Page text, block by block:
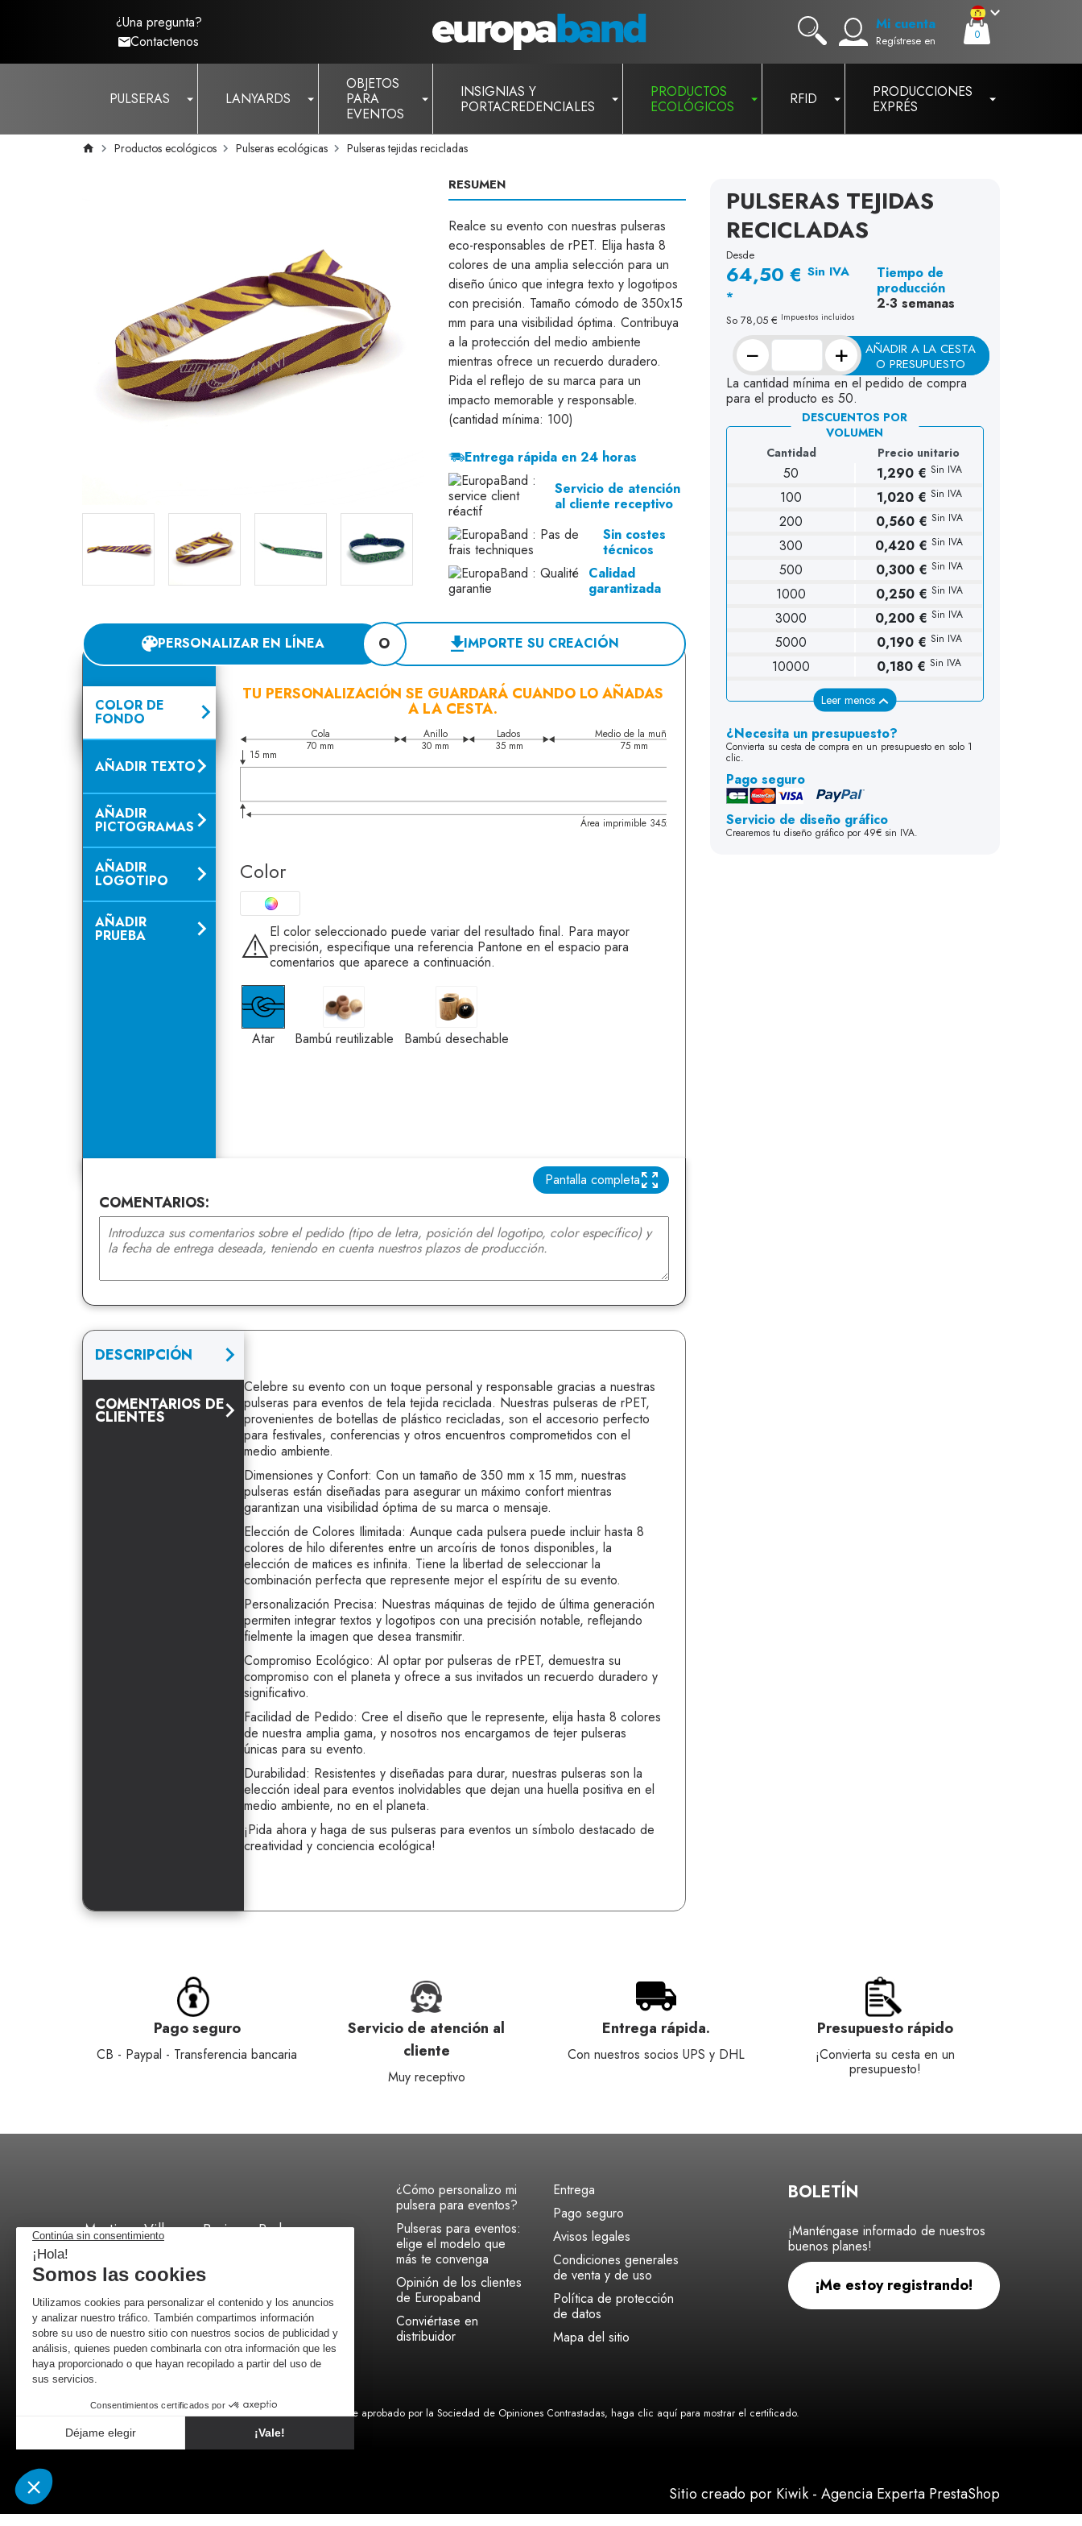
¿Una pregunta?
Contactenos
Mi cuenta
Regístrese en 0
PULSERAS LANYARDS
OBJETOS
PARA
EVENTOS
INSIGNIAS Y
PORTACREDENCIALES
PRODUCTOS
ECOLÓGICOS
RFID
PRODUCCIONES
EXPRÉS
Productos ecológicos Pulseras ecológicas Pulseras tejidas recicladas
RESUMEN
Realce su evento con nuestras pulseras
eco-responsables de rPET. Elija hasta 8
colores de una amplia selección para un
diseño único que integra texto y logotipos
con precisión. Tamaño cómodo de 350x15
mm para una visibilidad óptima. Contribuya
a la protección del medio ambiente
mientras ofrece un recuerdo duradero.
Pida el reflejo de su marca para un
impacto memorable y responsable.
(cantidad mínima: 100)
Entrega rápida en 24 horas
Servicio de atención
al cliente receptivo
Sin costes
técnicos
Calidad
garantizada
PERSONALIZAR EN LÍNEA O IMPORTE SU CREACIÓN
COLOR DE
FONDO
AÑADIR TEXTO
AÑADIR
PICTOGRAMAS
AÑADIR
LOGOTIPO
AÑADIR
PRUEBA
TU PERSONALIZACIÓN SE GUARDARÁ CUANDO LO AÑADAS
A LA CESTA.
70 mm 70 mm
30 mm 30 mm
35 mm 35 mm
75 mm
15 mm
Medio de la muñeca
Área imprimible 345x15mm
Lados Anillo
Anillo
Cola Lados
Color
⚠️El color seleccionado puede variar del resultado final. Para mayor
precisión, especifique una referencia Pantone en el espacio para
comentarios que aparece a continuación.
Atar
Atar
Bambú reutilizable
Bambú reutilizable
Bambú desechable
Bambú desechable
Pantalla completa
COMENTARIOS:
DESCRIPCIÓN
COMENTARIOS DE
CLIENTES
Celebre su evento con un toque personal y responsable gracias a nuestras
pulseras para eventos de tela tejida reciclada. Nuestras pulseras de rPET,
provenientes de botellas de plástico recicladas, son el accesorio perfecto
para festivales, conferencias y otros encuentros comprometidos con el
medio ambiente.
Dimensiones y Confort: Con un tamaño de 350 mm x 15 mm, nuestras
pulseras están diseñadas para asegurar un máximo confort mientras
garantizan una visibilidad óptima de su marca o mensaje.
Elección de Colores Ilimitada: Aunque cada pulsera puede incluir hasta 8
colores de hilo diferentes entre un arcoíris de tonos disponibles, la
elección de matices es infinita. Tiene la libertad de seleccionar la
combinación perfecta que represente mejor el espíritu de su evento.
Personalización Precisa: Nuestras máquinas de tejido de última generación
permiten integrar textos y logotipos con una precisión notable, reflejando
fielmente la imagen que desea transmitir.
Compromiso Ecológico: Al optar por pulseras de rPET, demuestra su
compromiso con el planeta y ofrece a sus invitados un recuerdo duradero y
significativo.
Facilidad de Pedido: Cree el diseño que le represente, elija hasta 8 colores
de nuestra amplia gama, y nosotros nos encargamos de tejer pulseras
únicas para su evento.
Durabilidad: Resistentes y diseñadas para durar, nuestras pulseras son la
elección ideal para eventos inolvidables que dejan una huella positiva en el
medio ambiente, no en el planeta.
¡Pida ahora y haga de sus pulseras para eventos un símbolo destacado de
creatividad y conciencia ecológica!
PULSERAS TEJIDAS
RECICLADAS
Desde
64,50 € Sin IVA
*
So 78,05 € Impuestos incluidos
Tiempo de
producción
2-3 semanas
− +
AÑADIR A LA CESTA
O PRESUPUESTO
La cantidad mínima en el pedido de compra
para el producto es 50.
DESCUENTOS POR
VOLUMEN
Cantidad
Precio unitario
50 1,290 € Sin IVA
100 1,020 € Sin IVA
200 0,560 € Sin IVA
300 0,420 € Sin IVA
500 0,300 € Sin IVA
1000 0,250 € Sin IVA
3000 0,200 € Sin IVA
5000 0,190 € Sin IVA
10000 0,180 € Sin IVA
Leer menos
¿Necesita un presupuesto?
Convierta su cesta de compra en un presupuesto en solo 1
clic.
Pago seguro
Servicio de diseño gráfico
Crearemos tu diseño gráfico por 49€ sin IVA.
Pago seguro
CB - Paypal - Transferencia bancaria
Servicio de atención al
cliente
Muy receptivo
Entrega rápida.
Con nuestros socios UPS y DHL
Presupuesto rápido
¡Convierta su cesta en un
presupuesto!
Martinez Villergas Business Park,
C/ 28027 Madrid
+34 518 88 96 52
por correo
¿Cómo personalizo mi
pulsera para eventos?
Pulseras para eventos:
elige el modelo que
más te convenga
Opinión de los clientes
de Europaband
Conviértase en
distribuidor
Entrega
Pago seguro
Avisos legales
Condiciones generales
de venta y de uso
Política de protección
de datos
Mapa del sitio
BOLETÍN
¡Manténgase informado de nuestros
buenos planes!
¡Me estoy registrando!
Comerciante aprobado por la Sociedad de Opiniones Contrastadas, haga clic aquí para mostrar el certificado.
Sitio creado por Kiwik - Agencia Experta PrestaShop